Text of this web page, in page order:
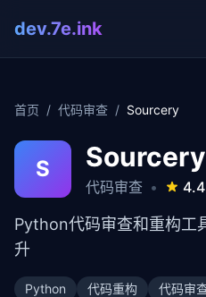
dev.7e.ink
首页 / 代码审查 / Sourcery
S Sourcery
代码审查 • 4.4
Python代码审查和重构工
升
Python 代码重构 代码审